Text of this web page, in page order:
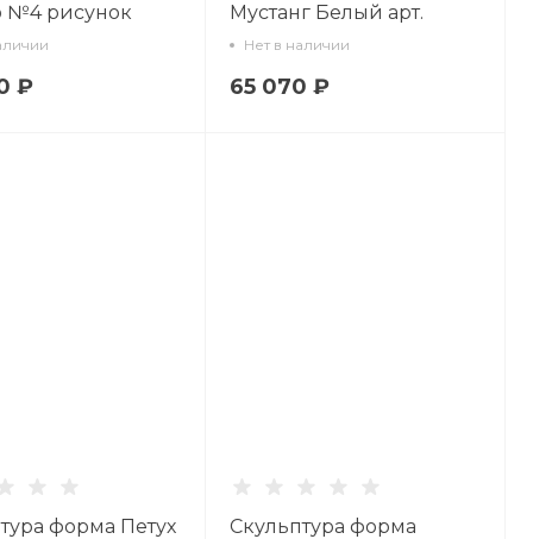
№4 рисунок
62.03403.00.1
₽
Мустанг Белый арт.
81.22775.00.1
Нет в наличии
65 070 ₽
форма Петух
Скульптура форма